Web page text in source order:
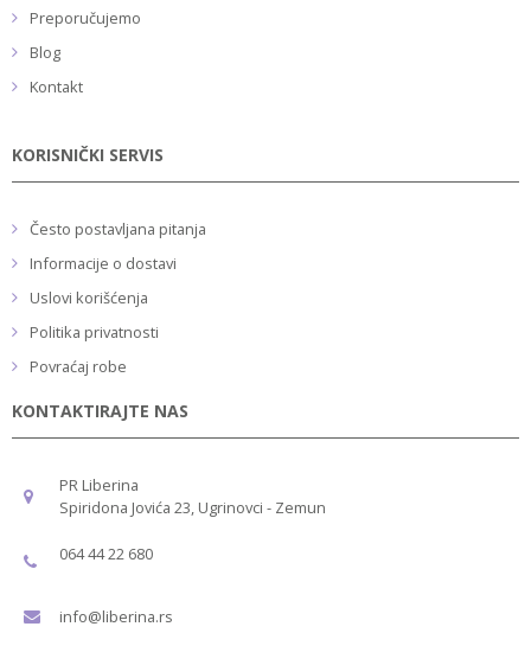
Preporučujemo
Blog
Kontakt
KORISNIČKI SERVIS
Često postavljana pitanja
Informacije o dostavi
Uslovi korišćenja
Politika privatnosti
Povraćaj robe
KONTAKTIRAJTE NAS
PR Liberina
Spiridona Jovića 23, Ugrinovci - Zemun
064 44 22 680
info@liberina.rs